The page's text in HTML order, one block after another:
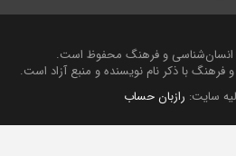
انسان‌شناسی و فرهنگ محفوظ است.
با ذکر نام نویسنده و منبع آزاد است.
سایت:رازبان حساب